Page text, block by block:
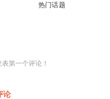
热门话题
第一个评论！
论